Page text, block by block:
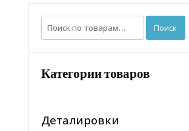
Искать: Поиск
Категории товаров
Деталировки